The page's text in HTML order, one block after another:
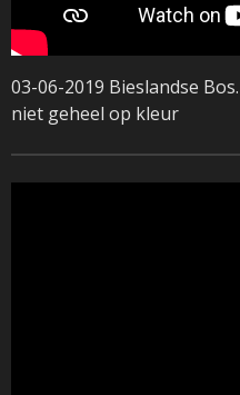
03-06-2019 Bieslandse
niet geheel op kleur